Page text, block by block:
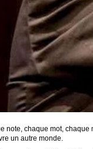
note, chaque mot, chaque
un autre monde.